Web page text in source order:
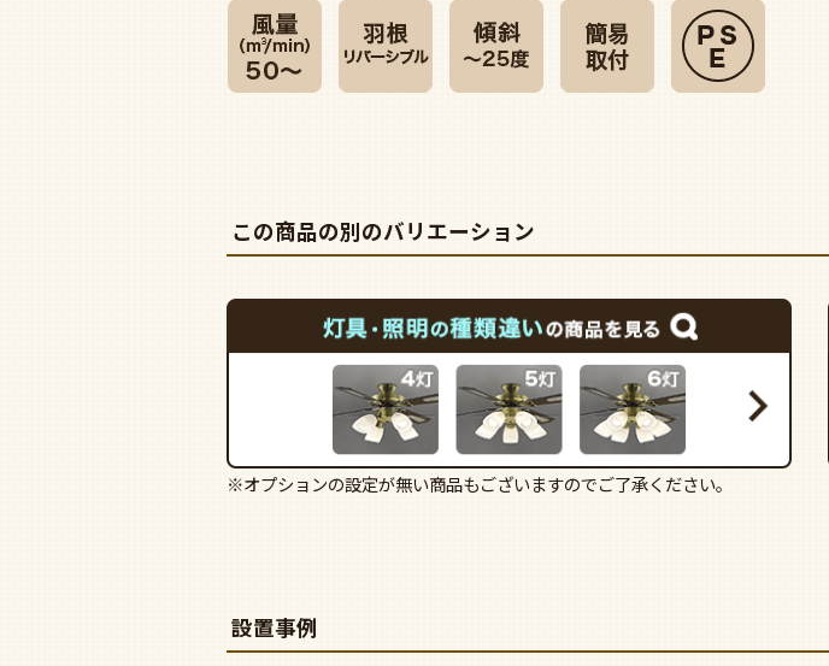
この商品の別のバリエーション
※オプションの設定が無い商品もございますのでご了承ください。
設置事例